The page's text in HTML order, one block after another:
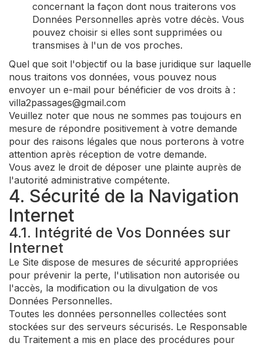
concernant la façon dont nous traiterons vos
Données Personnelles après votre décès. Vous
pouvez choisir si elles sont supprimées ou
transmises à l'un de vos proches.
Quel que soit l'objectif ou la base juridique sur laquelle
nous traitons vos données, vous pouvez nous
envoyer un e-mail pour bénéficier de vos droits à :
villa2passages@gmail.com
Veuillez noter que nous ne sommes pas toujours en
mesure de répondre positivement à votre demande
pour des raisons légales que nous porterons à votre
attention après réception de votre demande.
Vous avez le droit de déposer une plainte auprès de
l'autorité administrative compétente.
4. Sécurité de la Navigation
Internet
4.1. Intégrité de Vos Données sur
Internet
Le Site dispose de mesures de sécurité appropriées
pour prévenir la perte, l'utilisation non autorisée ou
l'accès, la modification ou la divulgation de vos
Données Personnelles.
Toutes les données personnelles collectées sont
stockées sur des serveurs sécurisés. Le Responsable
du Traitement a mis en place des procédures pour